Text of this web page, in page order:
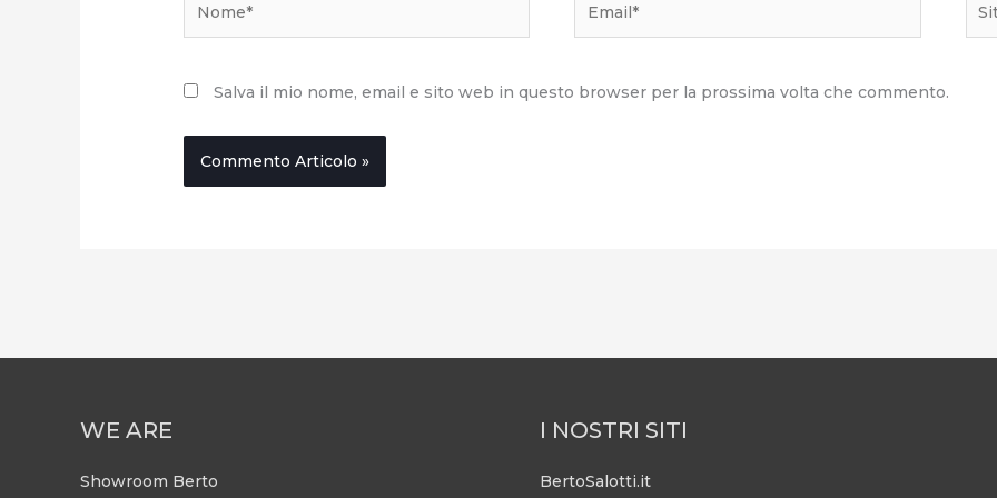
Salva il mio nome, email e sito web in questo browser per la prossima volta che commento.
WE ARE
Showroom Berto
I NOSTRI SITI
BertoSalotti.it